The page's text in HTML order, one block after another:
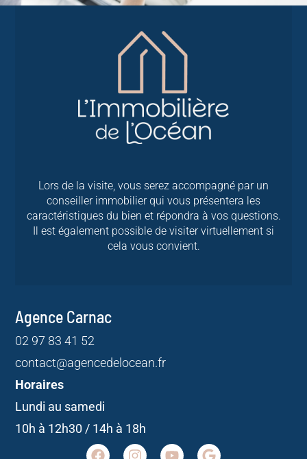
Agence Carnac
02 97 83 41 52
contact@agencedelocean.fr
Horaires
Lundi au samedi
10h à 12h30 / 14h à 18h
Lors de la visite, vous serez accompagné par un
conseiller immobilier qui vous présentera les
caractéristiques du bien et répondra à vos questions.
Il est également possible de visiter virtuellement si
cela vous convient.